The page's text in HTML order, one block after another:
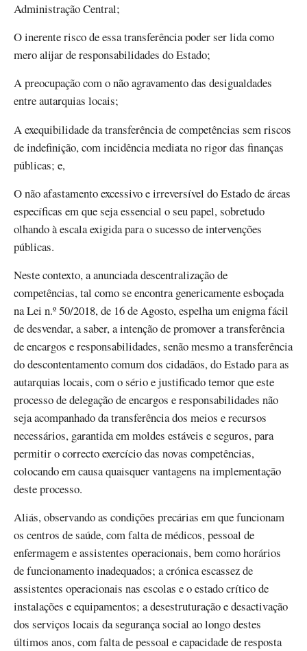
Administração Central;
O inerente risco de essa transferência poder ser lida como
mero alijar de responsabilidades do Estado;
A preocupação com o não agravamento das desigualdades
entre autarquias locais;
A exequibilidade da transferência de competências sem riscos
de indefinição, com incidência mediata no rigor das finanças
públicas; e,
O não afastamento excessivo e irreversível do Estado de áreas
específicas em que seja essencial o seu papel, sobretudo
olhando à escala exigida para o sucesso de intervenções
públicas.
Neste contexto, a anunciada descentralização de
competências, tal como se encontra genericamente esboçada
na Lei n.º 50/2018, de 16 de Agosto, espelha um enigma fácil
de desvendar, a saber, a intenção de promover a transferência
de encargos e responsabilidades, senão mesmo a transferência
do descontentamento comum dos cidadãos, do Estado para as
autarquias locais, com o sério e justificado temor que este
processo de delegação de encargos e responsabilidades não
seja acompanhado da transferência dos meios e recursos
necessários, garantida em moldes estáveis e seguros, para
permitir o correcto exercício das novas competências,
colocando em causa quaisquer vantagens na implementação
deste processo.
Aliás, observando as condições precárias em que funcionam
os centros de saúde, com falta de médicos, pessoal de
enfermagem e assistentes operacionais, bem como horários
de funcionamento inadequados; a crónica escassez de
assistentes operacionais nas escolas e o estado crítico de
instalações e equipamentos; a desestruturação e desactivação
dos serviços locais da segurança social ao longo destes
últimos anos, com falta de pessoal e capacidade de resposta